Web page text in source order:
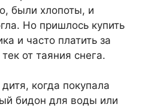
были хлопоты, и
Но пришлось купить
и часто платить за
от таяния снега.
когда покупала
бидон для воды или